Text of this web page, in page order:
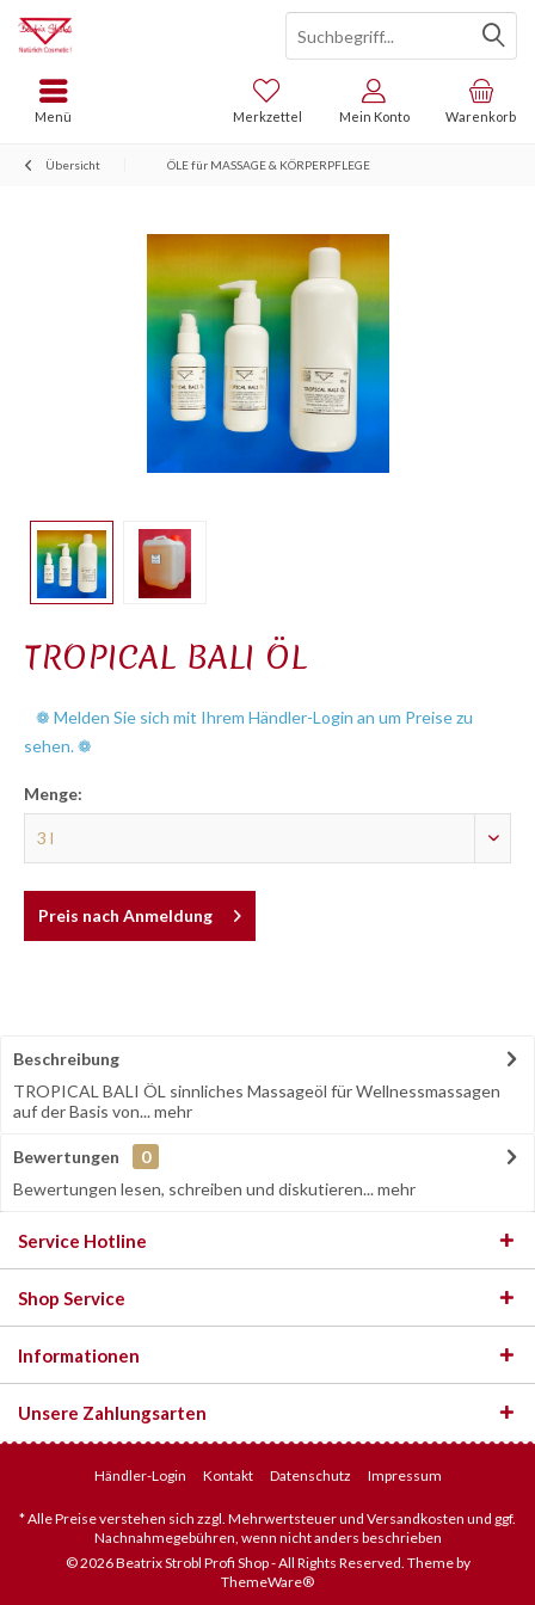
Warenkorb
Merkzettel Mein Konto
Menü
Übersicht ÖLE für MASSAGE & KÖRPERPFLEGE
TROPICAL BALI ÖL
❁ Melden Sie sich mit Ihrem Händler-Login an um Preise zu
sehen. ❁
Menge:
Preis nach Anmeldung
Beschreibung
TROPICAL BALI ÖL sinnliches Massageöl für Wellnessmassagen
auf der Basis von...mehr
Bewertungen
0
Bewertungen lesen, schreiben und diskutieren...mehr
Service Hotline
Shop Service
Informationen
Unsere Zahlungsarten
Händler-Login Kontakt Datenschutz Impressum
* Alle Preise verstehen sich zzgl. Mehrwertsteuer und Versandkosten und ggf.
Nachnahmegebühren, wenn nicht anders beschrieben
© 2026 Beatrix Strobl Profi Shop - All Rights Reserved. Theme by
ThemeWare®